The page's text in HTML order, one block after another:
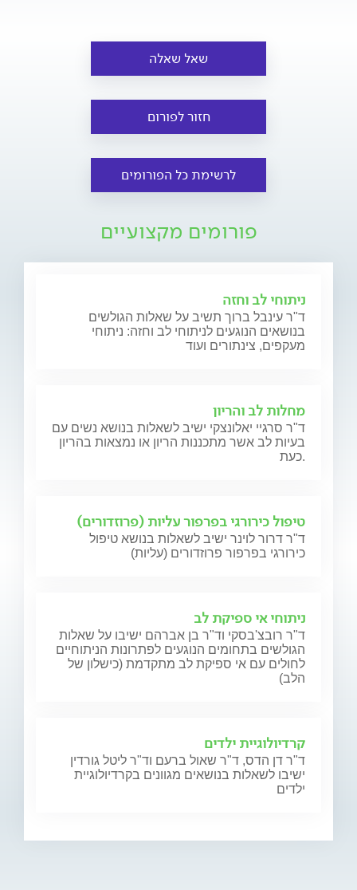
שאל שאלה
חזור לפורום
לרשימת כל הפורומים
פורומים מקצועיים
ניתוחי לב וחזה
ד"ר עינבל ברוך תשיב על שאלות הגולשים
בנושאים הנוגעים לניתוחי לב וחזה: ניתוחי
מעקפים, צינתורים ועוד
מחלות לב והריון
ד"ר סרגיי יאלונצקי ישיב לשאלות בנושא נשים עם
בעיות לב אשר מתכננות הריון או נמצאות בהריון
כעת.
טיפול כירורגי בפרפור עליות (פרוזדורים)
ד"ר דרור לוינר ישיב לשאלות בנושא טיפול
כירורגי בפרפור פרוזדורים (עליות)
ניתוחי אי ספיקת לב
ד"ר רובצ'בסקי וד"ר בן אברהם ישיבו על שאלות
הגולשים בתחומים הנוגעים לפתרונות הניתוחיים
לחולים עם אי ספיקת לב מתקדמת (כישלון של
הלב)
קרדיולוגיית ילדים
ד"ר דן הדס, ד"ר שאול ברעם וד"ר ליטל גורדין
ישיבו לשאלות בנושאים מגוונים בקרדיולוגיית
ילדים